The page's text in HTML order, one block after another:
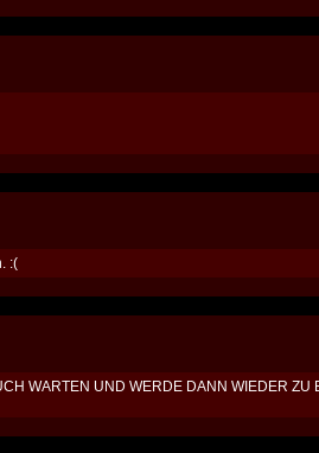
:(
WARTEN UND WERDE DANN WIEDER ZU